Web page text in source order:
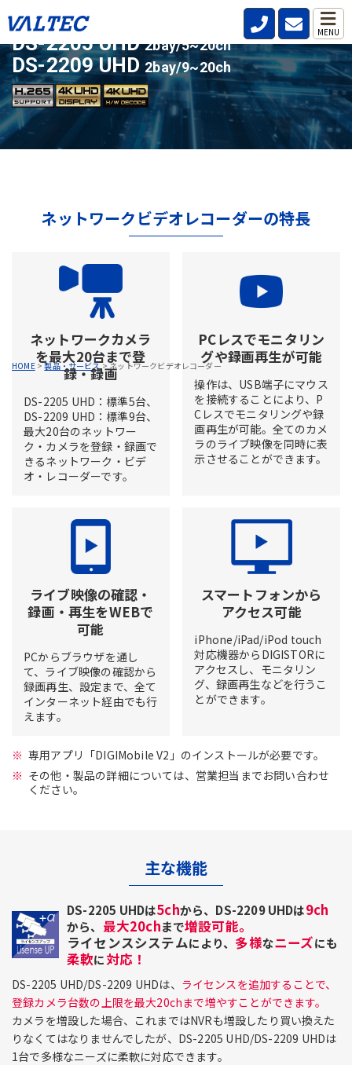
MENU
HOME>製品・サービス>ネットワークビデオレコーダー
ライセンスアップ対応の人気モデル
DS-2205 UHD2bay/5~20ch
DS-2209 UHD 2bay/9~20ch
ネットワークビデオレコーダーの特長
ネットワークカメラ
を最大20台まで登
録・録画
DS-2205 UHD：標準5台、
DS-2209 UHD：標準9台、
最大20台のネットワー
ク・カメラを登録・録画で
きるネットワーク・ビデ
オ・レコーダーです。
PCレスでモニタリン
グや録画再生が可能
操作は、USB端子にマウス
を接続することにより、P
Cレスでモニタリングや録
画再生が可能。全てのカメ
ラのライブ映像を同時に表
示させることができます。
ライブ映像の確認・
録画・再生をWEBで
可能
PCからブラウザを通し
て、ライブ映像の確認から
録画再生、設定まで、全て
インターネット経由でも行
えます。
スマートフォンから
アクセス可能
iPhone/iPad/iPod touch
対応機器からDIGISTORに
アクセスし、モニタリン
グ、録画再生などを行うこ
とができます。
専用アプリ「DIGIMobile V2」のインストールが必要です。
その他・製品の詳細については、営業担当までお問い合わせ
ください。
主な機能
DS-2205 UHDは5chから、DS-2209 UHDは9ch
から、 最大20chまで増設可能。
ライセンスシステムにより、 多様なニーズにも
柔軟に対応！
DS-2205 UHD/DS-2209 UHDは、 ライセンスを追加することで、
登録カメラ台数の上限を最大20chまで増やすことができます。
カメラを増設した場合、これまではNVRも増設したり買い換えた
りなくてはなりませんでしたが、DS-2205 UHD/DS-2209 UHDは
1台で多様なニーズに柔軟に対応できます。